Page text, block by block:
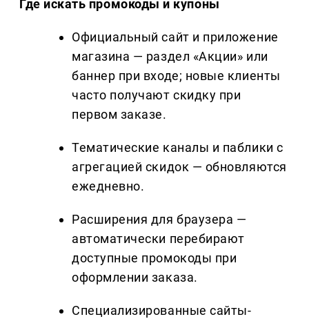
Где искать промокоды и купоны
Официальный сайт и приложение
магазина — раздел «Акции» или
баннер при входе; новые клиенты
часто получают скидку при
первом заказе.
Тематические каналы и паблики с
агрегацией скидок — обновляются
ежедневно.
Расширения для браузера —
автоматически перебирают
доступные промокоды при
оформлении заказа.
Специализированные сайты-